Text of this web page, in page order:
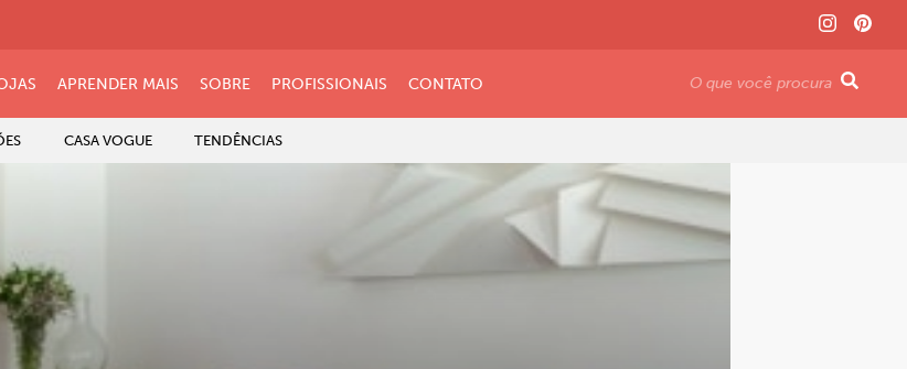
APRENDER MAIS SOBRE PROFISSIONAIS CONTATO
CASA VOGUE TENDÊNCIAS